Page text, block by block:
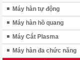
Máy hàn tự động
Máy hàn hồ quang
Máy Cắt Plasma
Máy hàn đa chức năng